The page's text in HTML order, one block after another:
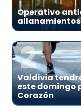
Operativo
allanamientos
2
Valdivia
este domingo
Corazón